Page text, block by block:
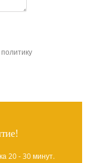
20 - 30 минут.